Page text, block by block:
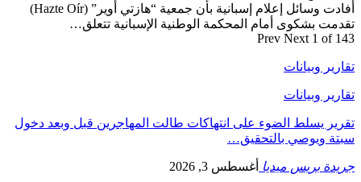
أفادت وسائل إعلام إسبانية بأن جمعية “هازتي أوير” (Hazte Oír)
تقدمت بشكوى أمام المحكمة الوطنية الإسبانية تتعلق…
Prev Next 1 of 143
تقارير وبيانات
تقارير وبيانات
تقرير يسلط الضوء على انتهاكات طالت المهاجرين قبل وبعد دخول
سبتة ويوصي بالتحقيق…
جريدة بريس ميديا أغسطس 3, 2026